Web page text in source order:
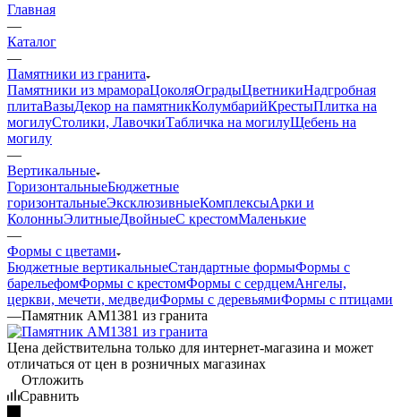
Главная
—
Каталог
—
Памятники из гранита
Памятники из мрамораЦоколяОградыЦветникиНадгробная
плитаВазыДекор на памятникКолумбарийКрестыПлитка на
могилуСтолики, ЛавочкиТабличка на могилуЩебень на
могилу
—
Вертикальные
ГоризонтальныеБюджетные
горизонтальныеЭксклюзивныеКомплексыАрки и
КолонныЭлитныеДвойныеС крестомМаленькие
—
Формы с цветами
Бюджетные вертикальныеСтандартные формыФормы с
барельефомФормы с крестомФормы с сердцемАнгелы,
церкви, мечети, медведиФормы с деревьямиФормы с птицами
—Памятник AM1381 из гранита
Цена действительна только для интернет-магазина и может
отличаться от цен в розничных магазинах
Отложить
Сравнить